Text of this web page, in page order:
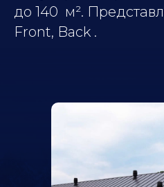
до 140 м².
Front, Back .